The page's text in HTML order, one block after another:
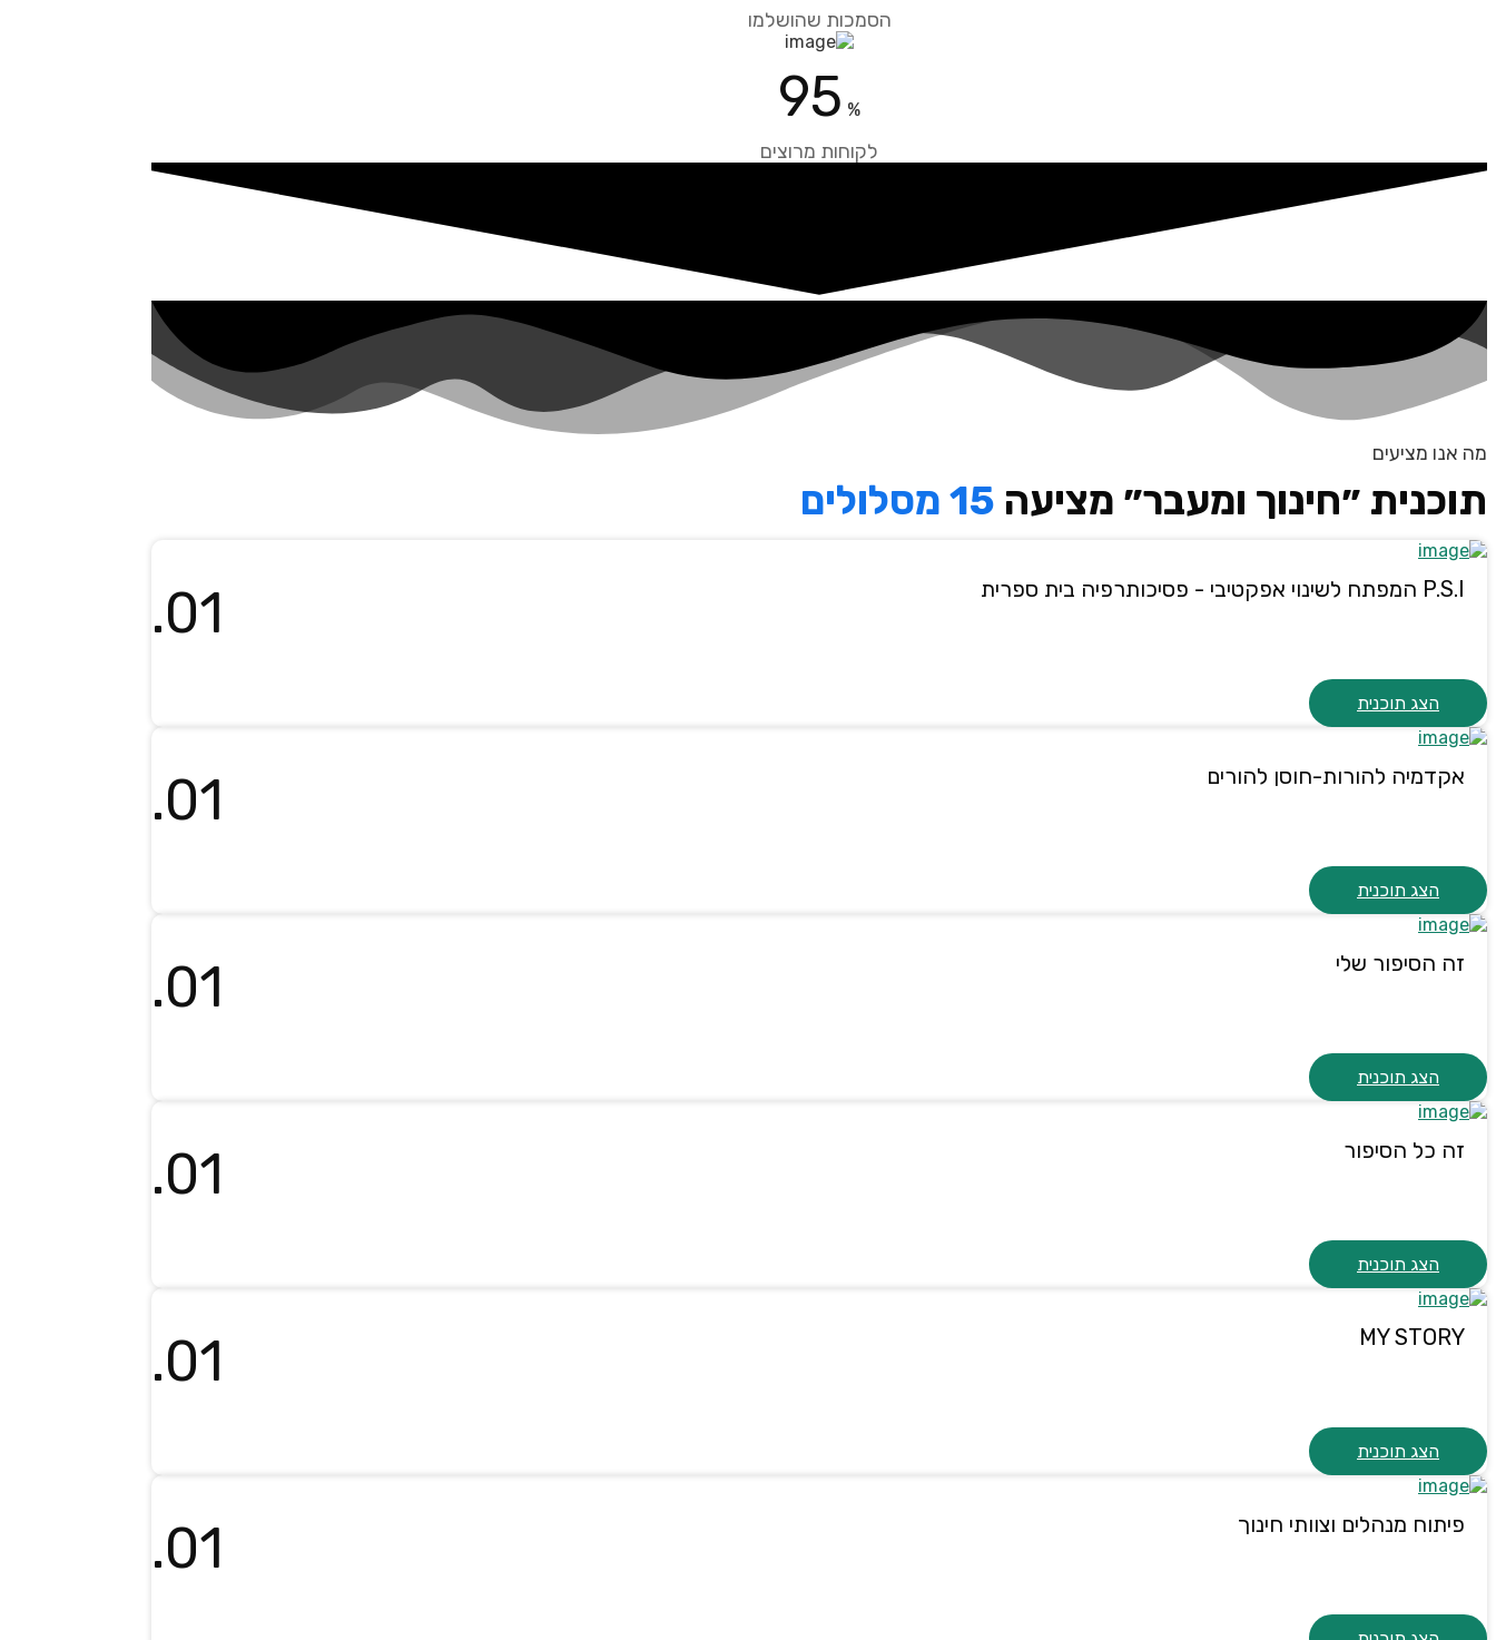
הסמכות שהושלמו
95 %
לקוחות מרוצים
מה אנו מציעים
תוכנית ״חינוך ומעבר״ מציעה 15 מסלולים
P.S.I המפתח לשינוי אפקטיבי - פסיכותרפיה בית ספרית
הצג תוכנית
אקדמיה להורות-חוסן להורים
הצג תוכנית
זה הסיפור שלי
הצג תוכנית
זה כל הסיפור
הצג תוכנית
MY STORY
הצג תוכנית
פיתוח מנהלים וצוותי חינוך